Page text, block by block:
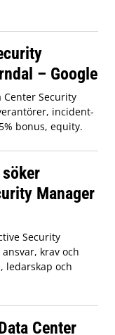
– Google
Center Security
incident-
bonus, equity.
Manager
Security
krav och
ledarskap och
Center